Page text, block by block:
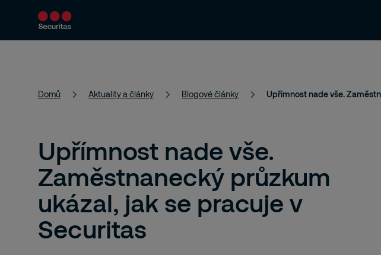
Bezpečnostní řešení Aktuality a články Kontakty a podpora
Domů Aktuality a články Blogové články
Upřímnost nade vše.
Zaměstnanecký průzkum
ukázal, jak se pracuje v
Securitas